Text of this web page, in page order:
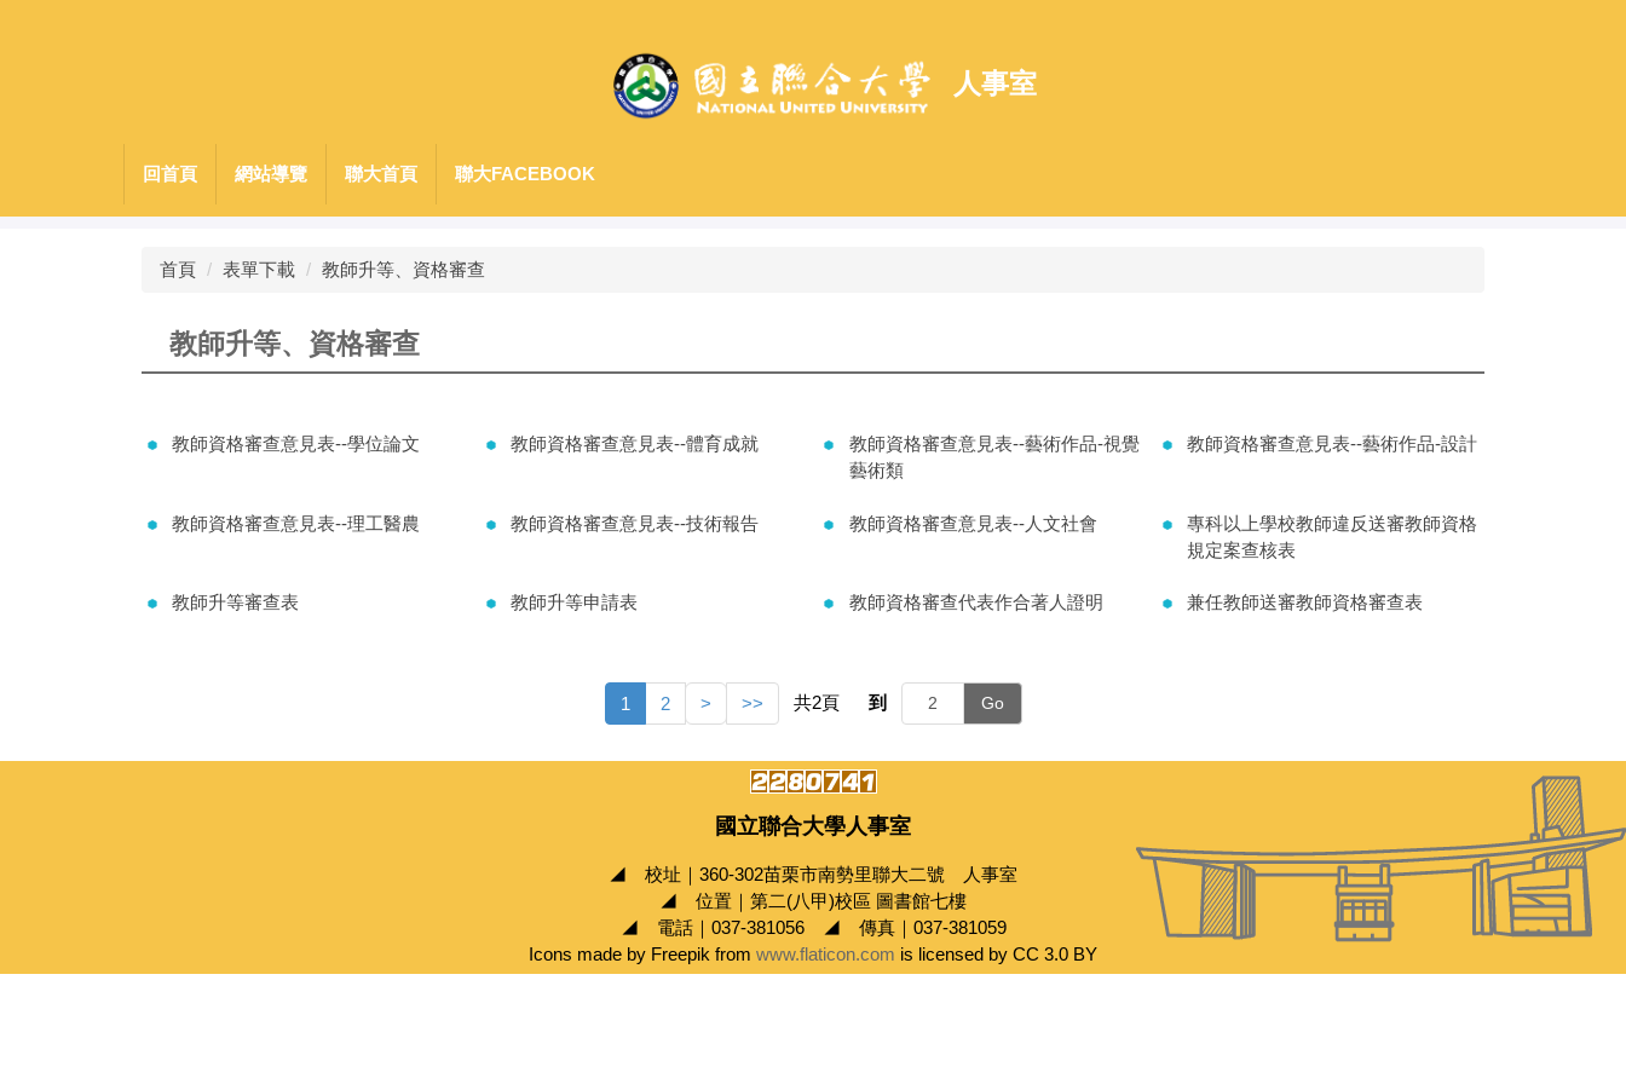
人事室
回首頁 網站導覽 聯大首頁 聯大FACEBOOK
首頁 表單下載 教師升等、資格審查
教師升等、資格審查
教師資格審查意見表--學位論文 教師資格審查意見表--體育成就
教師資格審查意見表--藝術作品-視覺
藝術類
教師資格審查意見表--藝術作品-設計
教師資格審查意見表--理工醫農 教師資格審查意見表--技術報告 教師資格審查意見表--人文社會
專科以上學校教師違反送審教師資格
規定案查核表
教師升等審查表 教師升等申請表 教師資格審查代表作合著人證明 兼任教師送審教師資格審查表
1 2 > >> 共2頁 到 Go
國立聯合大學人事室
◢ 校址｜360-302苗栗市南勢里聯大二號 人事室
◢ 位置｜第二(八甲)校區 圖書館七樓
◢ 電話｜037-381056 ◢ 傳真｜037-381059
Icons made by Freepik from www.flaticon.com is licensed by CC 3.0 BY